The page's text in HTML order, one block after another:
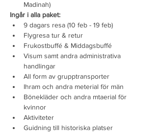
Madinah)
Ingår i alla paket:
9 dagars resa (10 feb - 19 feb)
Flygresa tur & retur
Frukostbuffé & Middagsbuffé
Visum samt andra administrativa
handlingar
All form av grupptransporter
Ihram och andra meterial för män
Bönekläder och andra mtaerial för
kvinnor
Aktiviteter
Guidning till historiska platser